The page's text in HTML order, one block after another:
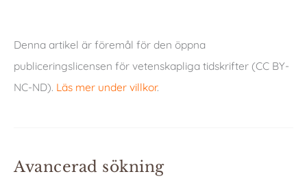
Denna artikel är föremål för den öppna
publiceringslicensen för vetenskapliga tidskrifter (CC BY-
NC-ND). Läs mer under villkor.
Avancerad sökning